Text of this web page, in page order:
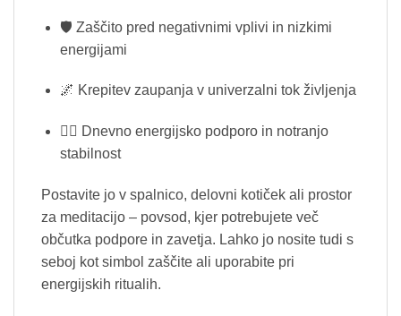
🛡️ Zaščito pred negativnimi vplivi in nizkimi
energijami
🌌 Krepitev zaupanja v univerzalni tok življenja
🧘‍♀️ Dnevno energijsko podporo in notranjo
stabilnost
Postavite jo v spalnico, delovni kotiček ali prostor
za meditacijo – povsod, kjer potrebujete več
občutka podpore in zavetja. Lahko jo nosite tudi s
seboj kot simbol zaščite ali uporabite pri
energijskih ritualih.